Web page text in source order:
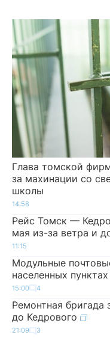
Глава томской
за махинации со
школы
14:58
Рейс Томск —
мая из-за ветра и
11:15
Модульные
населенных
15:00 4
Ремонтная бригада
до Кедрового
21:09 3